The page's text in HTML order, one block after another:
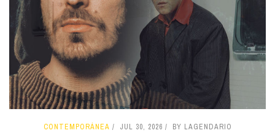
CONTEMPORÁNEA JUL 30, 2026 BY LAGENDARIO